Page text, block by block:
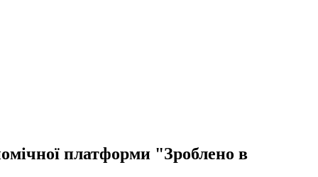
платформи "Зроблено в